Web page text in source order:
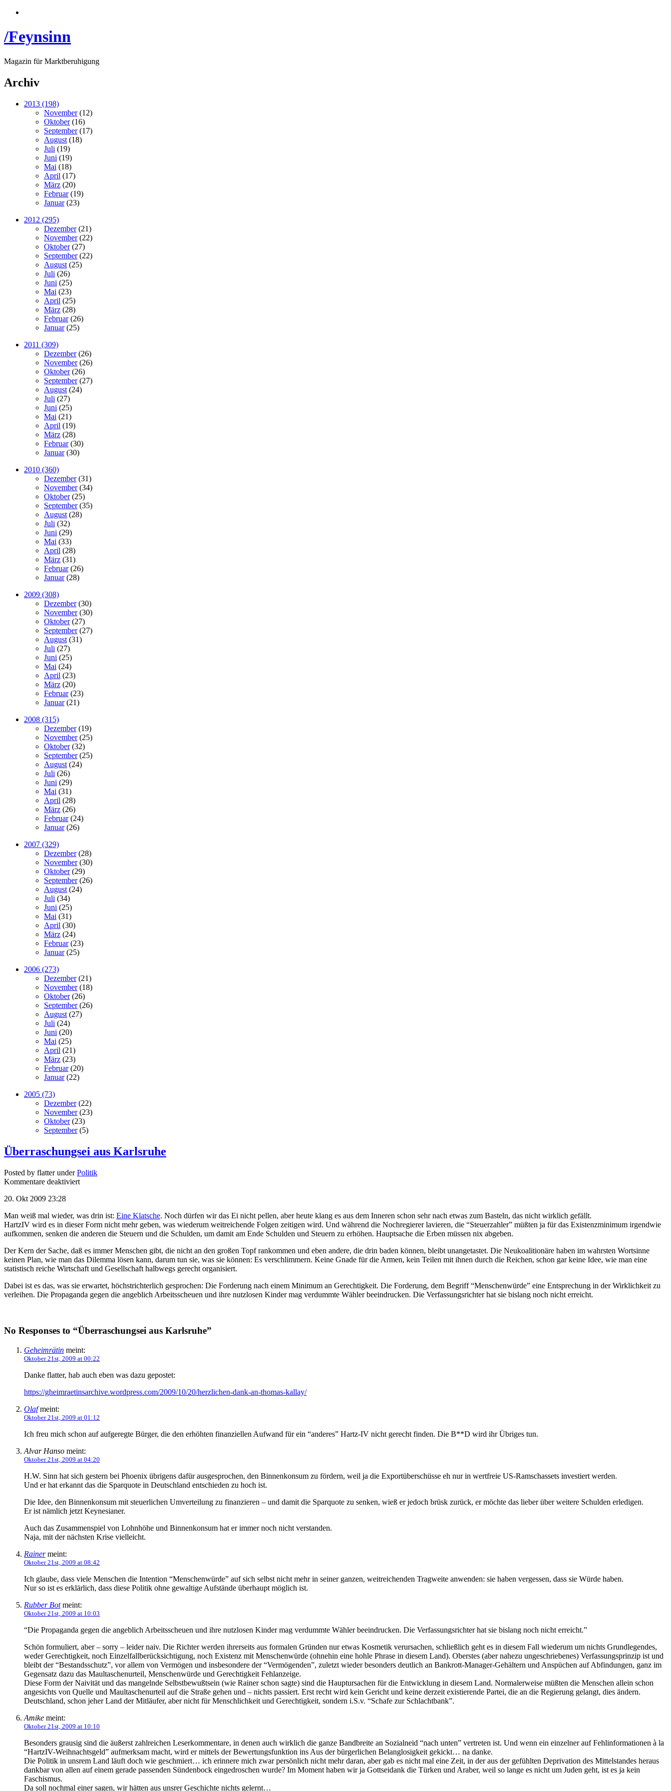
/Feynsinn
Magazin für Marktberuhigung
Archiv
2013 (198)
November(12)
Oktober(16)
September(17)
August (18)
Juli (19)
Juni (19)
Mai (18)
April (17)
März (20)
Februar(19)
Januar(23)
2012 (295)
Dezember(21)
November(22)
Oktober(27)
September(22)
August (25)
Juli (26)
Juni (25)
Mai (23)
April (25)
März (28)
Februar(26)
Januar(25)
2011 (309)
Dezember(26)
November(26)
Oktober(26)
September(27)
August (24)
Juli (27)
Juni (25)
Mai (21)
April (19)
März (28)
Februar(30)
Januar(30)
2010 (360)
Dezember(31)
November(34)
Oktober(25)
September(35)
August (28)
Juli (32)
Juni (29)
Mai (33)
April (28)
März (31)
Februar(26)
Januar(28)
2009 (308)
Dezember(30)
November(30)
Oktober(27)
September(27)
August (31)
Juli (27)
Juni (25)
Mai (24)
April (23)
März (20)
Februar(23)
Januar(21)
2008 (315)
Dezember(19)
November(25)
Oktober(32)
September(25)
August (24)
Juli (26)
Juni (29)
Mai (31)
April (28)
März (26)
Februar(24)
Januar(26)
2007 (329)
Dezember(28)
November(30)
Oktober(29)
September(26)
August (24)
Juli (34)
Juni (25)
Mai (31)
April (30)
März (24)
Februar(23)
Januar(25)
2006 (273)
Dezember(21)
November(18)
Oktober(26)
September(26)
August (27)
Juli (24)
Juni (20)
Mai (25)
April (21)
März (23)
Februar(20)
Januar(22)
2005 (73)
Dezember(22)
November(23)
Oktober(23)
September(5)
Überraschungsei aus Karlsruhe
Posted by flatter underPolitik
Kommentare deaktiviert
20. Okt 2009 23:28
Man weiß mal wieder, was drin ist: Eine Klatsche. Noch dürfen wir das Ei nicht pellen, aber heute klang es aus dem Inneren schon sehr nach etwas zum Basteln, das nicht wirklich gefällt.
HartzIV wird es in dieser Form nicht mehr geben, was wiederum weitreichende Folgen zeitigen wird. Und während die Nochregierer lavieren, die “Steuerzahler” müßten ja für das Existenzminimum irgendwie
aufkommen, senken die anderen die Steuern und die Schulden, um damit am Ende Schulden und Steuern zu erhöhen. Hauptsache die Erben müssen nix abgeben.
Der Kern der Sache, daß es immer Menschen gibt, die nicht an den großen Topf rankommen und eben andere, die drin baden können, bleibt unangetastet. Die Neukoalitionäre haben im wahrsten Wortsinne
keinen Plan, wie man das Dilemma lösen kann, darum tun sie, was sie können: Es verschlimmern. Keine Gnade für die Armen, kein Teilen mit ihnen durch die Reichen, schon gar keine Idee, wie man eine
statistisch reiche Wirtschaft und Gesellschaft halbwegs gerecht organisiert.
Dabei ist es das, was sie erwartet, höchstrichterlich gesprochen: Die Forderung nach einem Minimum an Gerechtigkeit. Die Forderung, dem Begriff “Menschenwürde” eine Entsprechung in der Wirklichkeit zu
verleihen. Die Propaganda gegen die angeblich Arbeitsscheuen und ihre nutzlosen Kinder mag verdummte Wähler beeindrucken. Die Verfassungsrichter hat sie bislang noch nicht erreicht.
No Responses to “Überraschungsei aus Karlsruhe”
Geheimrätin meint:
Oktober 21st, 2009 at 00:22
Danke flatter, hab auch eben was dazu gepostet:
https://gheimraetinsarchive.wordpress.com/2009/10/20/herzlichen-dank-an-thomas-kallay/
Olafmeint:
Oktober 21st, 2009 at 01:12
Ich freu mich schon auf aufgeregte Bürger, die den erhöhten finanziellen Aufwand für ein “anderes” Hartz-IV nicht gerecht finden. Die B**D wird ihr Übriges tun.
Alvar Hanso meint:
Oktober 21st, 2009 at 04:20
H.W. Sinn hat sich gestern bei Phoenix übrigens dafür ausgesprochen, den Binnenkonsum zu fördern, weil ja die Exportüberschüsse eh nur in wertfreie US-Ramschassets investiert werden.
Und er hat erkannt das die Sparquote in Deutschland entschieden zu hoch ist.
Die Idee, den Binnenkonsum mit steuerlichen Umverteilung zu finanzieren – und damit die Sparquote zu senken, wieß er jedoch brüsk zurück, er möchte das lieber über weitere Schulden erledigen.
Er ist nämlich jetzt Keynesianer.
Auch das Zusammenspiel von Lohnhöhe und Binnenkonsum hat er immer noch nicht verstanden.
Naja, mit der nächsten Krise vielleicht.
Rainermeint:
Oktober 21st, 2009 at 08:42
Ich glaube, dass viele Menschen die Intention “Menschenwürde” auf sich selbst nicht mehr in seiner ganzen, weitreichenden Tragweite anwenden: sie haben vergessen, dass sie Würde haben.
Nur so ist es erklärlich, dass diese Politik ohne gewaltige Aufstände überhaupt möglich ist.
Rubber Botmeint:
Oktober 21st, 2009 at 10:03
“Die Propaganda gegen die angeblich Arbeitsscheuen und ihre nutzlosen Kinder mag verdummte Wähler beeindrucken. Die Verfassungsrichter hat sie bislang noch nicht erreicht.”
Schön formuliert, aber – sorry – leider naiv. Die Richter werden ihrerseits aus formalen Gründen nur etwas Kosmetik verursachen, schließlich geht es in diesem Fall wiederum um nichts Grundlegendes,
weder Gerechtigkeit, noch Einzelfallberücksichtigung, noch Existenz mit Menschenwürde (ohnehin eine hohle Phrase in diesem Land). Oberstes (aber nahezu ungeschriebenes) Verfassungsprinzip ist und
bleibt der “Bestandsschutz”, vor allem von Vermögen und insbesondere der “Vermögenden”, zuletzt wieder besonders deutlich an Bankrott-Manager-Gehältern und Anspüchen auf Abfindungen, ganz im
Gegensatz dazu das Maultaschenurteil, Menschenwürde und Gerechtigkeit Fehlanzeige.
Diese Form der Naivität und das mangelnde Selbstbewußtsein (wie Rainer schon sagte) sind die Hauptursachen für die Entwicklung in diesem Land. Normalerweise müßten die Menschen allein schon
angesichts von Quelle und Maultaschenurteil auf die Straße gehen und – nichts passiert. Erst recht wird kein Gericht und keine derzeit existierende Partei, die an die Regierung gelangt, dies ändern.
Deutschland, schon jeher Land der Mitläufer, aber nicht für Menschlichkeit und Gerechtigkeit, sondern i.S.v. “Schafe zur Schlachtbank”.
Amike meint:
Oktober 21st, 2009 at 10:10
Besonders grausig sind die äußerst zahlreichen Leserkommentare, in denen auch wirklich die ganze Bandbreite an Sozialneid “nach unten” vertreten ist. Und wenn ein einzelner auf Fehlinformationen à la
“HartzIV-Weihnachtsgeld” aufmerksam macht, wird er mittels der Bewertungsfunktion ins Aus der bürgerlichen Belanglosigkeit gekickt… na danke.
Die Politik in unsrem Land läuft doch wie geschmiert… ich erinnere mich zwar persönlich nicht mehr daran, aber gab es nicht mal eine Zeit, in der aus der gefühlten Deprivation des Mittelstandes heraus
dankbar von allen auf einem gerade passenden Sündenbock eingedroschen wurde? Im Moment haben wir ja Gottseidank die Türken und Araber, weil so lange es nicht um Juden geht, ist es ja kein
Faschismus.
Da soll nochmal einer sagen, wir hätten aus unsrer Geschichte nichts gelernt…